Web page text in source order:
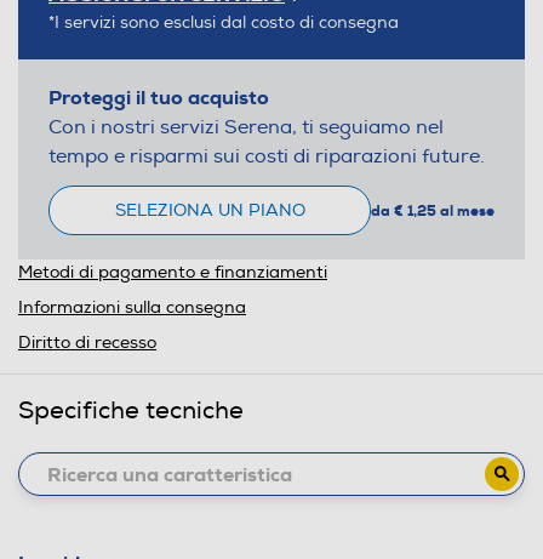
*I servizi sono esclusi dal costo di consegna
Proteggi il tuo acquisto
Con i nostri servizi Serena, ti seguiamo nel
tempo e risparmi sui costi di riparazioni future.
SELEZIONA UN PIANO da € 1,25 al mese
Metodi di pagamento e finanziamenti
Informazioni sulla consegna
Diritto di recesso
Specifiche tecniche